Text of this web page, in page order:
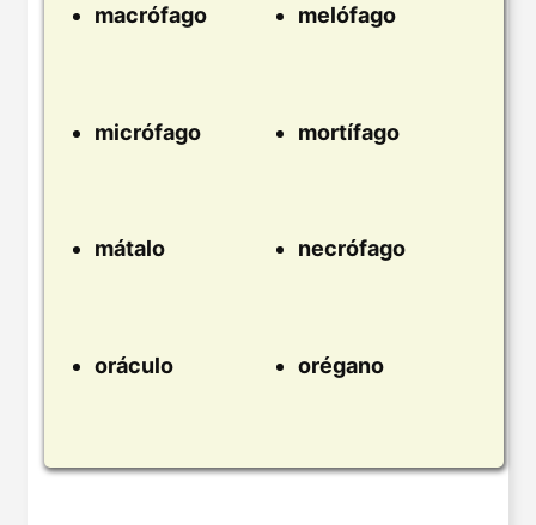
macrófago melófago
micrófago mortífago
mátalo necrófago
oráculo orégano